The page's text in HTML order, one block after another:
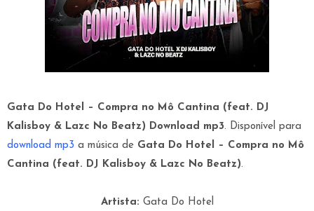
Gata Do Hotel – Compra no Mô Cantina (feat. DJ
Kalisboy & Lazc No Beatz) Download mp3. Disponível para
download mp3 a música de Gata Do Hotel – Compra no Mô
Cantina (feat. DJ Kalisboy & Lazc No Beatz).
Artista: Gata Do Hotel